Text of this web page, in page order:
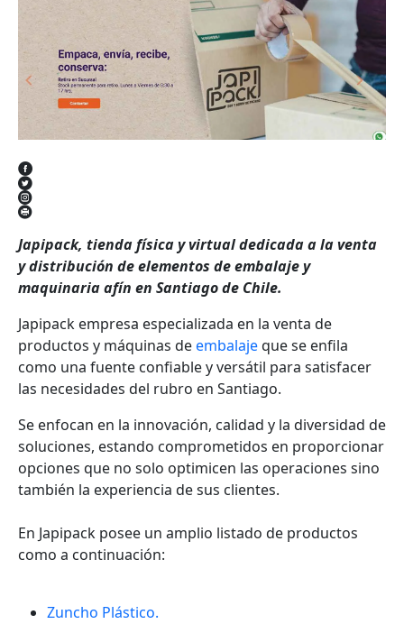
Japipack, tienda física y virtual dedicada a la venta
y distribución de elementos de embalaje y
maquinaria afín en Santiago de Chile.
Japipack empresa especializada en la venta de
productos y máquinas deembalajeque se enfila
como una fuente confiable y versátil para satisfacer
las necesidades del rubro en Santiago.
Se enfocan en la innovación, calidad y la diversidad de
soluciones, estando comprometidos en proporcionar
opciones que no solo optimicen las operaciones sino
también la experiencia de sus clientes.
En Japipack posee un amplio listado de productos
como a continuación:
Zuncho Plástico.